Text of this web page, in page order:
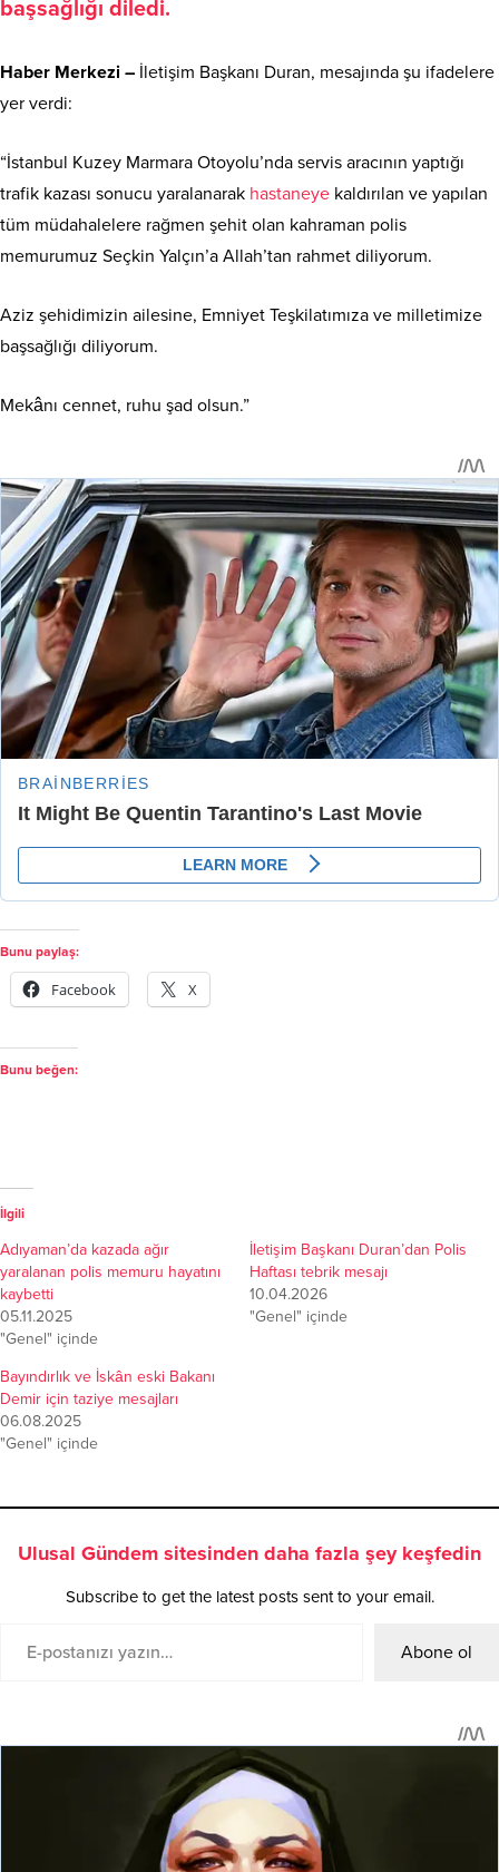
başsağlığı diledi.
Haber Merkezi – İletişim Başkanı Duran, mesajında şu ifadelere
yer verdi:
“İstanbul Kuzey Marmara Otoyolu’nda servis aracının yaptığı
trafik kazası sonucu yaralanarak hastaneye kaldırılan ve yapılan
tüm müdahalelere rağmen şehit olan kahraman polis
memurumuz Seçkin Yalçın’a Allah’tan rahmet diliyorum.
Aziz şehidimizin ailesine, Emniyet Teşkilatımıza ve milletimize
başsağlığı diliyorum.
Mekânı cennet, ruhu şad olsun.”
Bunu paylaş:
Facebook X
Bunu beğen:
İlgili
Adıyaman’da kazada ağır
yaralanan polis memuru hayatını
kaybetti
05.11.2025
"Genel" içinde
İletişim Başkanı Duran’dan Polis
Haftası tebrik mesajı
10.04.2026
"Genel" içinde
Bayındırlık ve İskân eski Bakanı
Demir için taziye mesajları
06.08.2025
"Genel" içinde
Ulusal Gündem sitesinden daha fazla şey keşfedin
Subscribe to get the latest posts sent to your email.
Abone ol